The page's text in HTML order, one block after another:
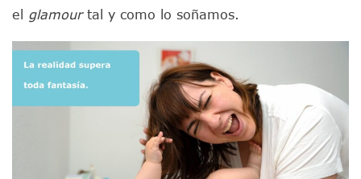
el glamourtal y como lo soñamos.